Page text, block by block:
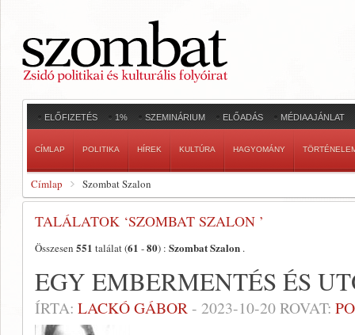
ELŐFIZETÉS 1% SZEMINÁRIUM ELŐADÁS MÉDIAAJÁNLAT
CÍMLAP POLITIKA HÍREK KULTÚRA HAGYOMÁNY
Címlap Szombat Szalon
TALÁLATOK ‘SZOMBAT SZALON ’
Összesen 551 találat (61 -80) : Szombat Szalon .
EGY EMBERMENTÉS ÉS
ÍRTA: LACKÓ GÁBOR- 2023-10-20ROVAT: